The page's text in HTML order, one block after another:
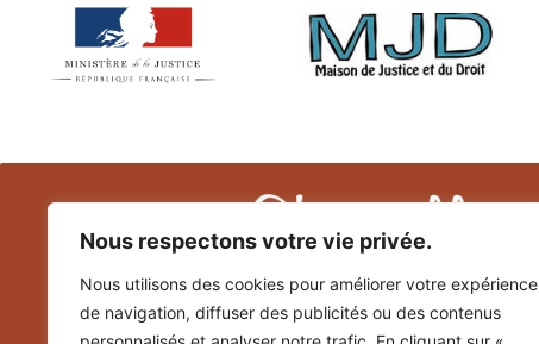
Nous respectons votre vie privée.
Nous utilisons des cookies pour améliorer votre expérience
de navigation, diffuser des publicités ou des contenus